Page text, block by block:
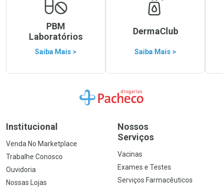
PBM
Laboratórios
Saiba Mais >
DermaClub
Saiba Mais >
Ir para a Home
Institucional
Venda No Marketplace
Trabalhe Conosco
Ouvidoria
Nossas Lojas
Nossos
Serviços
Vacinas
Exames e Testes
Serviços Farmacêuticos